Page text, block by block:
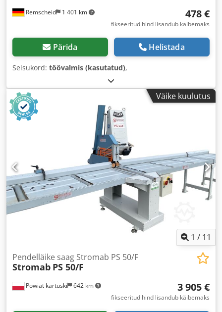
Remscheid 1 401 km 478 €
fikseeritud hind lisandub käibemaks
Pärida Helistada
Seisukord: töövalmis (kasutatud),
Väike kuulutus
1 / 11
Powiat kartuski 642 km
Pendelläike saag Stromab PS 50/F
Stromab PS 50/F
3 905 €
fikseeritud hind lisandub käibemaks